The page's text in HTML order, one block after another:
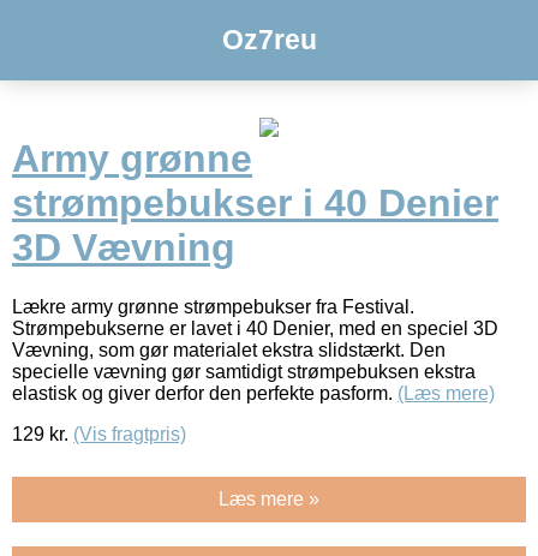
Oz7reu
Army grønne
strømpebukser i 40 Denier
3D Vævning
Lækre army grønne strømpebukser fra Festival.
Strømpebukserne er lavet i 40 Denier, med en speciel 3D
Vævning, som gør materialet ekstra slidstærkt. Den
specielle vævning gør samtidigt strømpebuksen ekstra
elastisk og giver derfor den perfekte pasform. (Læs mere)
129 kr. (Vis fragtpris)
Læs mere »